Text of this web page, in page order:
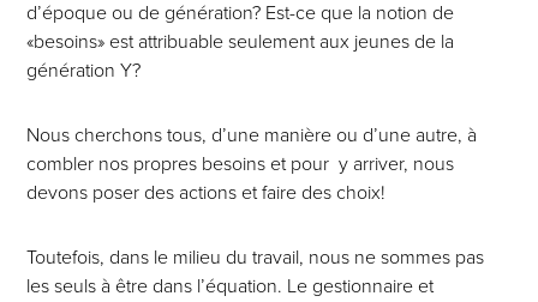
d’époque ou de génération? Est-ce que la notion de
«besoins» est attribuable seulement aux jeunes de la
génération Y?
Nous cherchons tous, d’une manière ou d’une autre, à
combler nos propres besoins et pour y arriver, nous
devons poser des actions et faire des choix!
Toutefois, dans le milieu du travail, nous ne sommes pas
les seuls à être dans l’équation. Le gestionnaire et